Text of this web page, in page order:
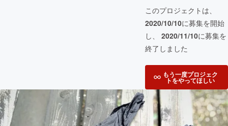
このプロジェクトは、
2020/10/10に募集を開始
し、 2020/11/10に募集を
終了しました
もう一度プロジェク
トをやってほしい